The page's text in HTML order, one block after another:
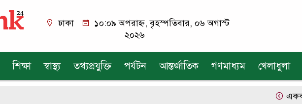
ঢাকা
১০:০৯ অপরাহ্ন, বৃহস্পতিবার, ০৬ অগাস্ট
২০২৬
শিক্ষা স্বাস্থ্য তথ্যপ্রযুক্তি পর্যটন আন্তর্জাতিক গণমাধ্যম খেলাধুলা
একক